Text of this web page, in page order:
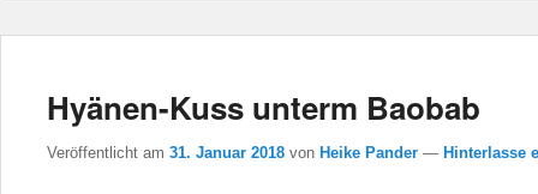
Hyänen-Kuss unterm Baobab
Veröffentlicht am 31. Januar 2018 von Heike Pander — Hinterlasse